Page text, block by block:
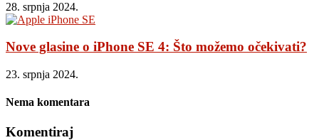
28. srpnja 2024.
Nove glasine o iPhone SE 4: Što možemo očekivati?
23. srpnja 2024.
Nema komentara
Komentiraj